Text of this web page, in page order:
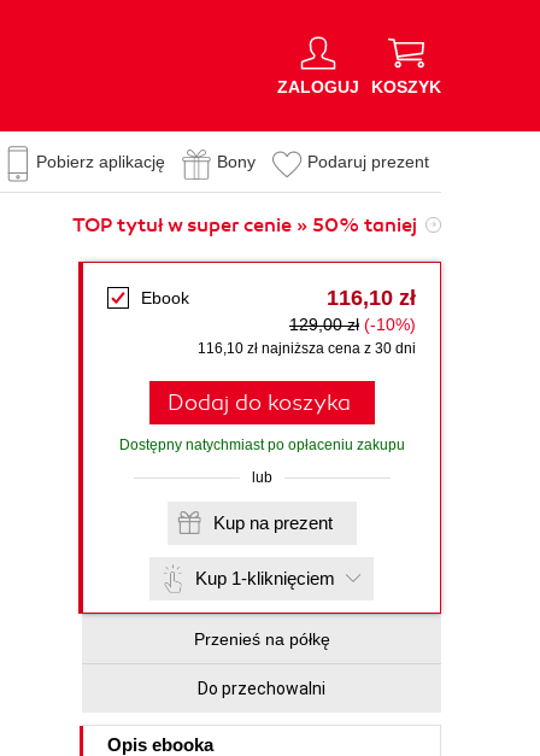
ZALOGUJ KOSZYK
Pobierz aplikację Bony Podaruj prezent
TOP tytuł w super cenie » 50% taniej
Ebook 116,10 zł
129,00 zł (-10%)
116,10 zł najniższa cena z 30 dni
Dodaj do koszyka
Dostępny natychmiast po opłaceniu zakupu
lub
Kup na prezent
Kup 1-kliknięciem
Przenieś na półkę
Do przechowalni
Opis ebooka